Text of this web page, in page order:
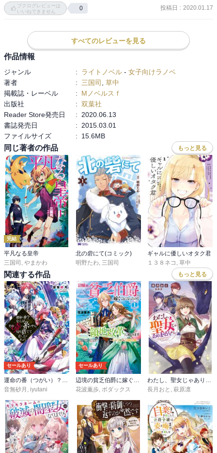
ブクログレビューは
いいねできません
0 投稿日 : 2020.01.17
すべてのレビューを見る
作品情報
ジャンル : ライトノベル - 女子向けラノベ
著者
: 三国司
草中
掲載誌・レーベル
:
Mノベルスｆ
出版社
: 双葉社
Reader Store発売日
:
2020.06.13
書誌発売日
:
2015.03.01
ファイルサイズ
: 15.6MB
同じ著者の作品 もっと見る
完結
平凡なる皇帝
三国司 , やまかわ
北の砦にて(コミック)
明野たわ, 三国司
ギャルに優しいオタク君
１３８ネコ , 草中
関連する作品 もっと見る
セールあり
音無砂月 iyutani
セールあり
花波薫歩 ボダックス
長月おと
萩原凛